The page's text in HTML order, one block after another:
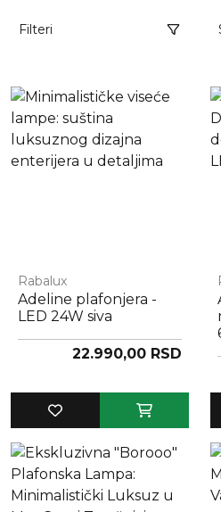
Filteri
Rabalux
Adeline plafonjera -
LED 24W siva
22.990,00 RSD